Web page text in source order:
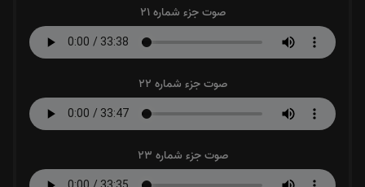
صوت جزء شماره 21
صوت جزء شماره 22
صوت جزء شماره 23